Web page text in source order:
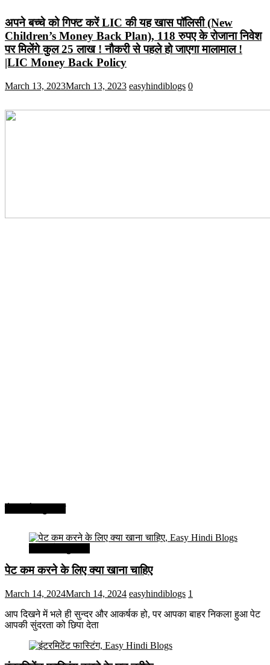
अपने बच्चे को गिफ्ट करें LIC की यह खास पॉलिसी (New
Children’s Money Back Plan), 118 रुपए के रोजाना निवेश
पर मिलेंगे कुल 25 लाख ! नौकरी से पहले हो जाएगा मालामाल !
|LIC Money Back Policy
March 13, 2023March 13, 2023 easyhindiblogs 0
पेट कम करने के लिए क्या खाना चाहिए
March 14, 2024March 14, 2024 easyhindiblogs 1
आप दिखने में भले ही सुन्दर और आकर्षक हो, पर आपका बाहर निकला हुआ पेट
आपकी सुंदरता को छिपा देता